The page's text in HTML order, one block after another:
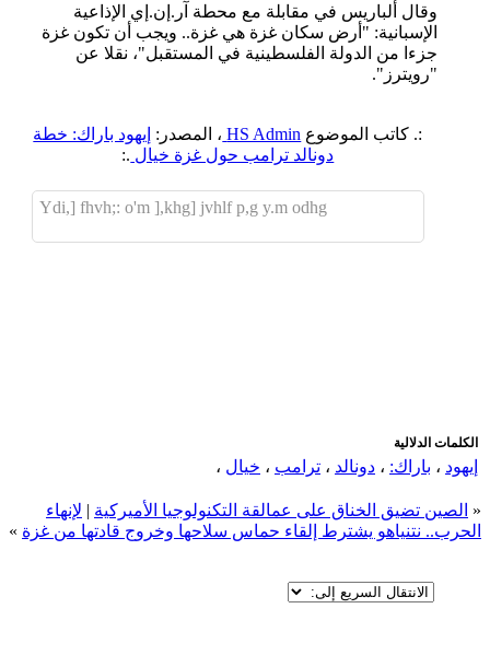
وقال ألباريس في مقابلة مع محطة آر.إن.إي الإذاعية
الإسبانية: "أرض سكان غزة هي غزة.. ويجب أن تكون غزة
جزءا من الدولة الفلسطينية في المستقبل"، نقلا عن
"رويترز".
:. كاتب الموضوع HS Admin ، المصدر: إيهود باراك: خطة
دونالد ترامب حول غزة خيال .:
Ydi,] fhvh;: o'm ],khg] jvhlf p,g y.m odhg
الكلمات الدلالية
إيهود ، باراك: ، دونالد ، ترامب ، خيال ،
« الصين تضيق الخناق على عمالقة التكنولوجيا الأميركية | لإنهاء
الحرب.. نتنياهو يشترط إلقاء حماس سلاحها وخروج قادتها من غزة »